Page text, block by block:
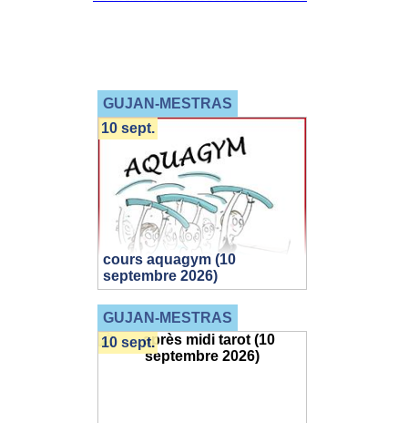
GUJAN-MESTRAS
cours aquagym (10
septembre 2026)
10 sept.
GUJAN-MESTRAS
10 sept.